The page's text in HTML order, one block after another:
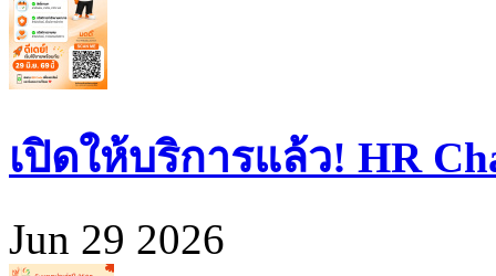
เปิดให้บริการแล้ว! HR
Jun 29 2026